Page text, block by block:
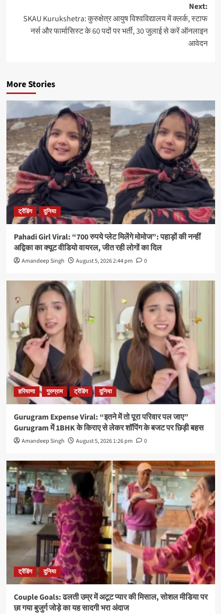
Next:
SKAU Kurukshetra: कुरुक्षेत्र आयुष विश्वविद्यालय में क्लर्क, स्टाफ
नर्स और फार्मासिस्ट के 60 पदों पर भर्ती, 30 जुलाई से करें ऑनलाइन
आवेदन
More Stories
ट्रेंडिंग दुनिया
Pahadi Girl Viral: “700 रुपये प्लेट मिलेंगे मोमोज”: पहाड़ों की नन्हीं
अद्विका का क्यूट वीडियो वायरल, जीत रही लोगों का दिल
Amandeep Singh August 5, 2026 2:44 pm 0
हरियाणा गुरुग्राम ट्रेंडिंग दुनिया
Gurugram Expense Viral: “इतने में तो पूरा परिवार पल जाए”
Gurugram में 1BHK के किराए से लेकर शॉपिंग के बजट पर छिड़ी बहस
Amandeep Singh August 5, 2026 1:26 pm 0
ट्रेंडिंग दुनिया
Couple Goals: ढलती उम्र में अटूट प्यार की मिसाल, सोशल मीडिया पर
छा गया बुजुर्ग जोड़े का यह सादगी भरा अंदाज